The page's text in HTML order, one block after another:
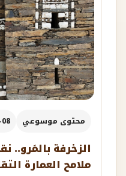
محتوى موسوعي
الزخرفة
ملامح العمارة